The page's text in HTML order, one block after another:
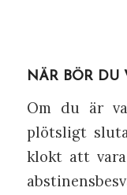
NÄR BÖR DU
Om du är
plötsligt
klokt att vara